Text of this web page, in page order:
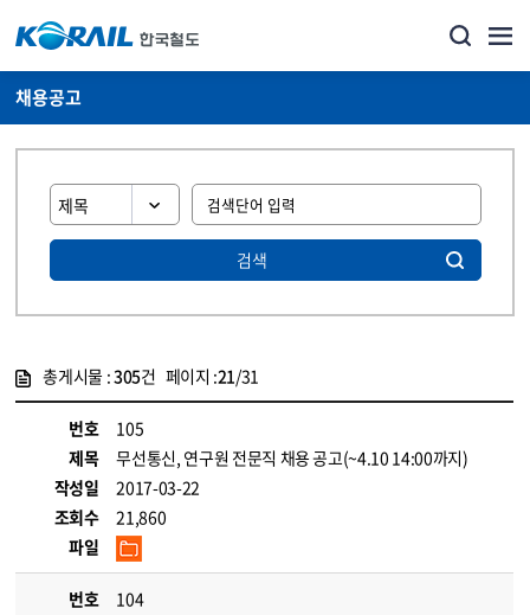
채용공고
검색
총게시물 :305건 페이지 :21/31
번호
105
제목
무선통신, 연구원 전문직 채용 공고(~4.10 14:00까지)
작성일
2017-03-22
조회수
21,860
파일
번호
104